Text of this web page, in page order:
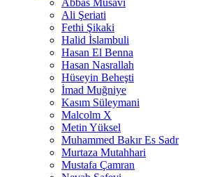
Ali Şeriati
Fethi Şikaki
Halid İslambuli
Hasan El Benna
Hasan Nasrallah
Hüseyin Beheşti
İmad Muğniye
Kasım Süleymani
Malcolm X
Metin Yüksel
Muhammed Bakır Es Sadr
Murtaza Mutahhari
Mustafa Çamran